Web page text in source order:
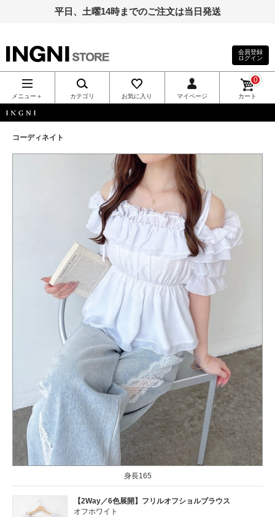
平日、土曜14時までのご注文は当日発送
INGNI（イン
グ）公式通
販｜INGNI
STORE
会員登録
ログイン
メニュー＋ カテゴリ お気に入り マイページ カート
0
コーディネイト
身長165
【2Way／6色展開】フリルオフショルブラウス
オフホワイト